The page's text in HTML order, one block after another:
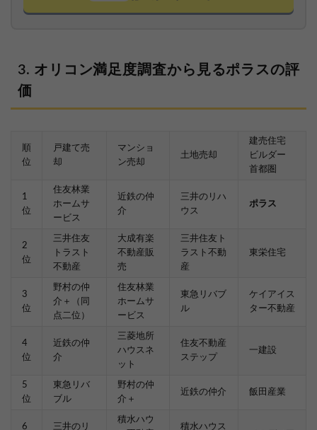
オリコン満足度調査から見るポラスの評
価
順
位
戸建て売
却
マンショ
ン売却
土地売却
建売住宅
ビルダー
首都圏
1
位
住友林業
ホームサ
ービス
近鉄の仲
介
三井のリハ
ウス
ポラス
2
位
三井住友
トラスト
不動産
大成有楽
不動産販
売
三井住友ト
ラスト不動
産
東栄住宅
3
位
野村の仲
介＋（同
点二位）
住友林業
ホームサ
ービス
東急リバブ
ル
ケイアイス
ター不動産
4
位
近鉄の仲
介
三菱地所
ハウスネ
ット
住友不動産
ステップ
一建設
5
位
東急リバ
ブル
野村の仲
介＋
近鉄の仲介 飯田産業
6
三井のリ
積水ハウ
積水ハウス